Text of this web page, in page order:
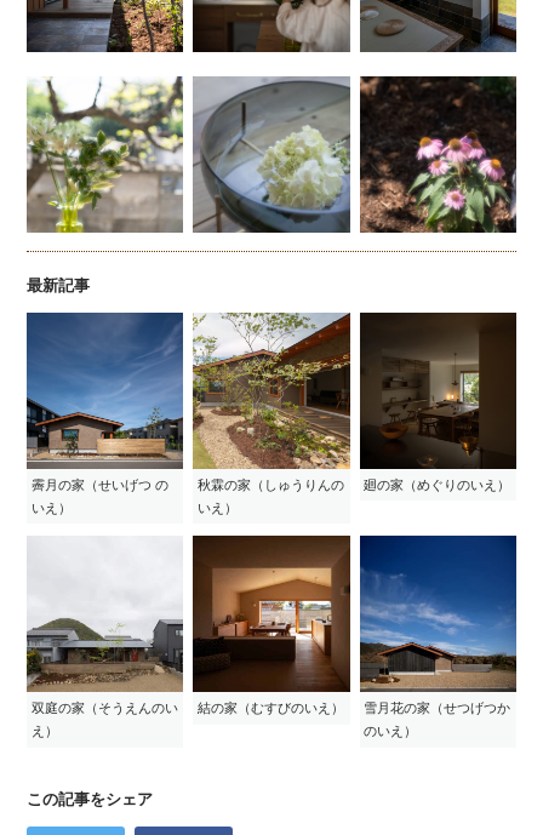
最新記事
霽月の家（せいげつ の
いえ）
秋霖の家（しゅうりんの
いえ）
廻の家（めぐりのいえ）
双庭の家（そうえんのい
え）
結の家（むすびのいえ）
雪月花の家（せつげつか
のいえ）
この記事をシェア